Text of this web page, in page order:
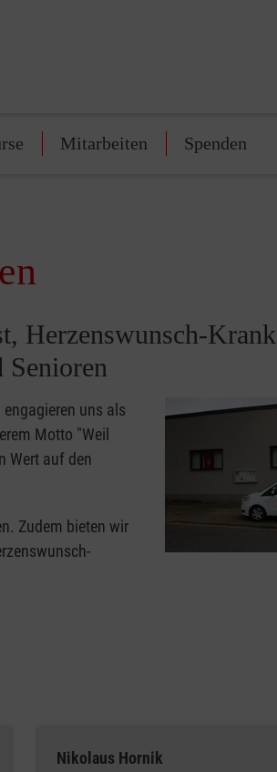
Mitarbeiten Spenden
Herzenswunsch-
uns als
Motto "Weil
Wert auf den
Zudem bieten wir
Nikolaus Hornik